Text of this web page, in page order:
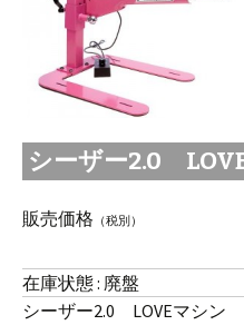
シーザー2.0
販売価格 （税別）
在庫状態 : 廃盤
シーザー2.0 LOVEマシン